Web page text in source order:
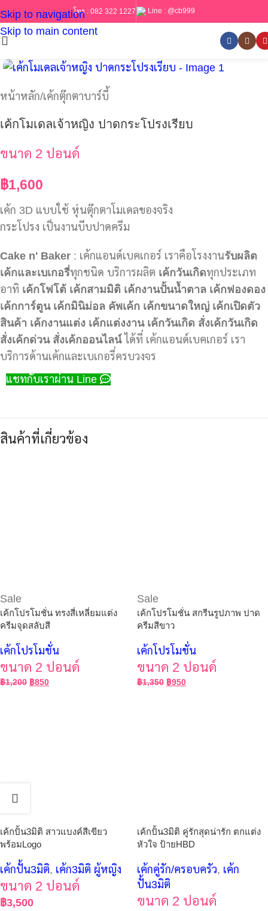
Skip to navigation
Skip to main content
โทร : 082 322 1227 Line : @cb999
หน้าหลัก/เค้กตุ๊กตาบาร์บี้
เค้กโมเดลเจ้าหญิง ปาดกระโปรงเรียบ
ขนาด 2 ปอนด์
฿1,600
เค้ก 3D แบบใช้ หุ่นตุ๊กตาโมเดลของจริง
กระโปรง เป็นงานบีบปาดครีม
Cake n' Baker : เค้กแอนด์เบคเกอร์ เราคือโรงงานรับผลิต
เค้กและเบเกอรี่ทุกชนิด บริการผลิต เค้กวันเกิดทุกประเภท
อาทิ เค้กโฟโต้ เค้กสามมิติ เค้กงานปั้นน้ำตาล เค้กฟองดอง
เค้กการ์ตูน เค้กมินิม่อล คัพเค้ก เค้กขนาดใหญ่ เค้กเปิดตัว
สินค้า เค้กงานแต่ง เค้กแต่งงาน เค้กวันเกิด สั่งเค้กวันเกิด
สั่งเค้กด่วน สั่งเค้กออนไลน์ได้ที่ เค้กแอนด์เบคเกอร์ เรา
บริการด้านเค้กและเบเกอรี่ครบวงจร
แชทกับเราผ่าน Line
สินค้าที่เกี่ยวข้อง
Sale
เค้กโปรโมชั่น ทรงสี่เหลี่ยมแต่ง
ครีมจุดสลับสี
เค้กโปรโมชั่น
ขนาด 2 ปอนด์
฿1,200 ฿850
Sale
เค้กโปรโมชั่น สกรีนรูปภาพ ปาด
ครีมสีขาว
เค้กโปรโมชั่น
ขนาด 2 ปอนด์
฿1,350 ฿950
เค้กปั้น3มิติ สาวแบงค์สีเขียว
พร้อมLogo
เค้กปั้น3มิติ, เค้ก3มิติ ผู้หญิง
ขนาด 2 ปอนด์
฿3,500
เค้กปั้น3มิติ คู่รักสุดน่ารัก ตกแต่ง
หัวใจ ป้ายHBD
เค้กคู่รัก/ครอบครัว, เค้ก
ปั้น3มิติ
ขนาด 2 ปอนด์